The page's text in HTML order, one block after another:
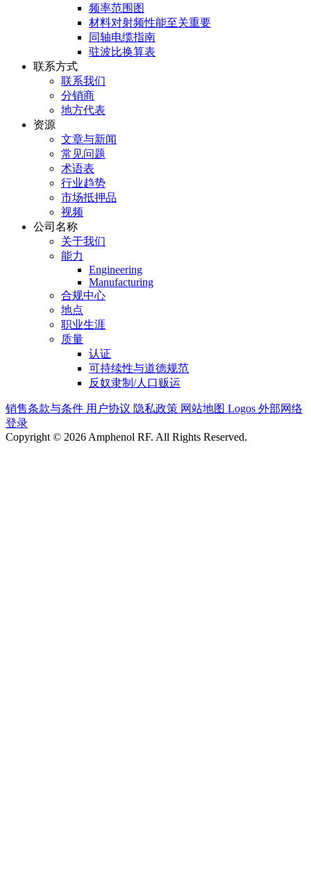
频率范围图
材料对射频性能至关重要
同轴电缆指南
驻波比换算表
联系方式
联系我们
分销商
地方代表
资源
文章与新闻
常见问题
术语表
行业趋势
市场抵押品
视频
公司名称
关于我们
能力
Engineering
Manufacturing
合规中心
地点
职业生涯
质量
认证
可持续性与道德规范
反奴隶制/人口贩运
销售条款与条件 用户协议 隐私政策 网站地图 Logos 外部网络
登录
Copyright © 2026 Amphenol RF. All Rights Reserved.